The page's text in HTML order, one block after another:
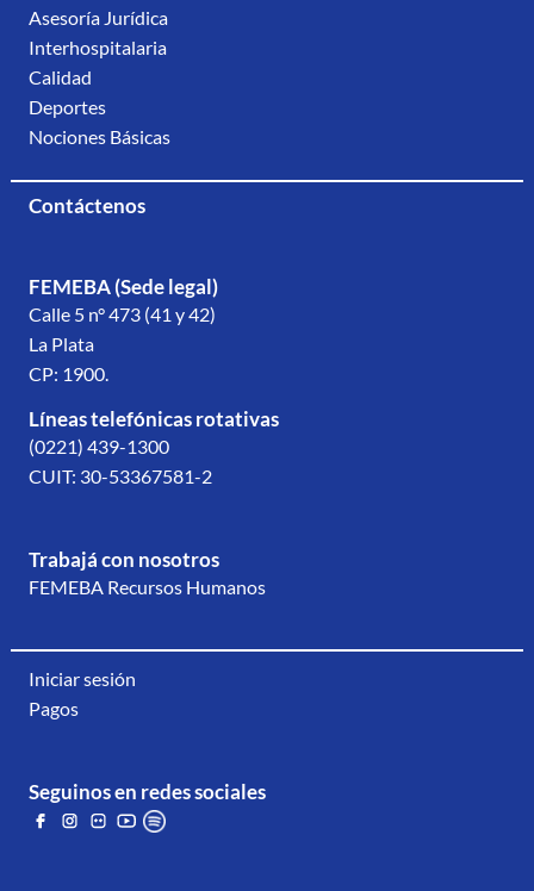
Asesoría Jurídica
Interhospitalaria
Calidad
Deportes
Nociones Básicas
Contáctenos
FEMEBA (Sede legal)
Calle 5 n° 473 (41 y 42)
La Plata
CP: 1900.
Líneas telefónicas rotativas
(0221) 439-1300
CUIT: 30-53367581-2
Trabajá con nosotros
FEMEBA Recursos Humanos
Iniciar sesión
Pagos
Seguinos en redes sociales